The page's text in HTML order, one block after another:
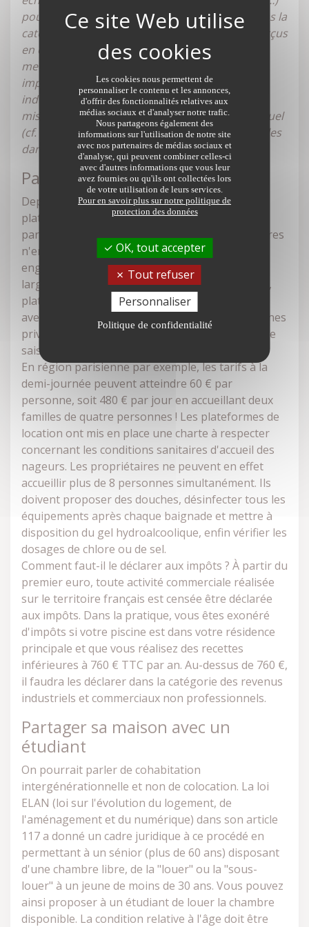
pour le tournage d'un film sont imposables dans la
catégorie des revenus fonciers. Les revenus perçus
en échange de la mise à disposition d'un local
meublé pour le tournage d'un film sont
imposables dans la catégorie des bénéfices
industriels et commerciaux. Cela étant, si cette
mise à disposition présente un caractère ponctuel
(cf. I-B-5-§ 70), ces revenus demeurent imposables
dans la catégorie des revenus fonciers".
Partager sa piscine
Depuis la fin du premier confinement, les
plateformes de location de piscines entre
particuliers sont prises d'assaut ! Les propriétaires
n'en reviennent toujours pas des revenus
engendrés par ce nouvel eldorado, qui dépasse
largement leurs frais d'entretien. Selon Swimmy,
plateforme qui se partage le marché
avec LouerUnePiscine, les propriétaires de piscines
privées peuvent gagner jusqu'à 7 500 € dans une
saison.
En région parisienne par exemple, les tarifs à la
demi-journée peuvent atteindre 60 € par
personne, soit 480 € par jour en accueillant deux
familles de quatre personnes ! Les plateformes de
location ont mis en place une charte à respecter
concernant les conditions sanitaires d'accueil des
nageurs. Les propriétaires ne peuvent en effet
accueillir plus de 8 personnes simultanément. Ils
doivent proposer des douches, désinfecter tous les
équipements après chaque baignade et mettre à
disposition du gel hydroalcoolique, enfin vérifier les
dosages de chlore ou de sel.
Comment faut-il le déclarer aux impôts ? À partir du
premier euro, toute activité commerciale réalisée
sur le territoire français est censée être déclarée
aux impôts. Dans la pratique, vous êtes exonéré
d'impôts si votre piscine est dans votre résidence
principale et que vous réalisez des recettes
inférieures à 760 € TTC par an. Au-dessus de 760 €,
il faudra les déclarer dans la catégorie des revenus
industriels et commerciaux non professionnels.
Partager sa maison avec un
étudiant
On pourrait parler de cohabitation
intergénérationnelle et non de colocation. La loi
ELAN (loi sur l'évolution du logement, de
l'aménagement et du numérique) dans son article
117 a donné un cadre juridique à ce procédé en
permettant à un sénior (plus de 60 ans) disposant
d'une chambre libre, de la "louer" ou la "sous-
louer" à un jeune de moins de 30 ans. Vous pouvez
ainsi proposer à un étudiant de louer la chambre
disponible. La condition relative à l'âge doit être
Les cookies nous permettent de
personnaliser le contenu et les annonces,
d'offrir des fonctionnalités relatives aux
médias sociaux et d'analyser notre trafic.
Nous partageons également des
informations sur l'utilisation de notre site
avec nos partenaires de médias sociaux et
d'analyse, qui peuvent combiner celles-ci
avec d'autres informations que vous leur
avez fournies ou qu'ils ont collectées lors
de votre utilisation de leurs services.
Pour en savoir plus sur notre politique de
protection des données
OK, tout accepter
Tout refuser
Personnaliser
Politique de confidentialité